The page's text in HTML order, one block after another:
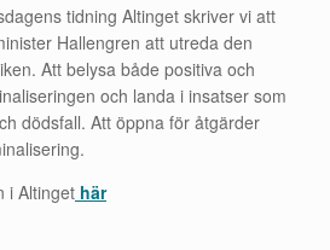
tidning Altinget skriver vi att
Hallengren att utreda den
Att belysa både positiva och
och landa i insatser som
dödsfall. Att öppna för åtgärder
i Altinget här